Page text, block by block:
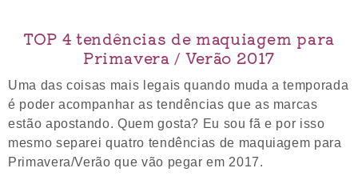
TOP 4 tendências de maquiagem para
Primavera / Verão 2017
Uma das coisas mais legais quando muda a temporada
é poder acompanhar as tendências que as marcas
estão apostando. Quem gosta? Eu sou fã e por isso
mesmo separei quatro tendências de maquiagem para
Primavera/Verão que vão pegar em 2017.